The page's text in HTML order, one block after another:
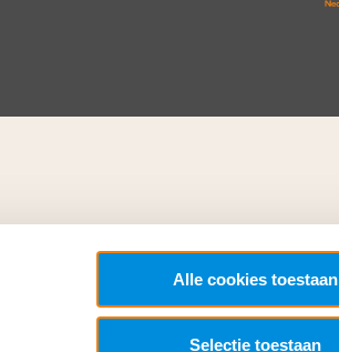
Alle cookies toestaan
Selectie toestaan